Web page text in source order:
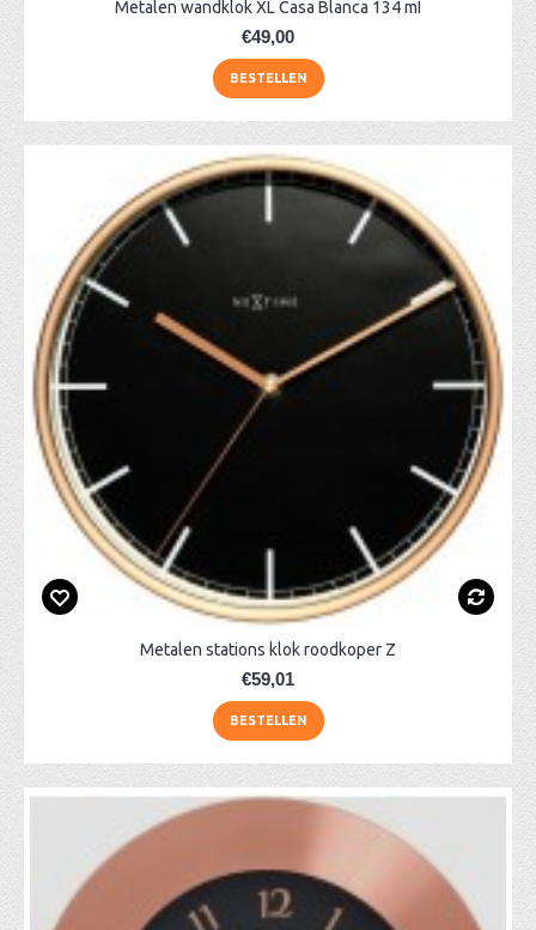
Metalen wandklok XL Casa Blanca 134 mI
€49,00
BESTELLEN
Metalen stations klok roodkoper Z
€59,01
BESTELLEN